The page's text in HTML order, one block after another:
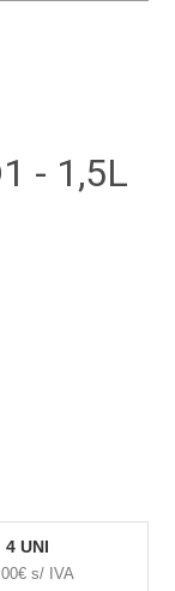
- 1,5L
4 UNI
s/ IVA